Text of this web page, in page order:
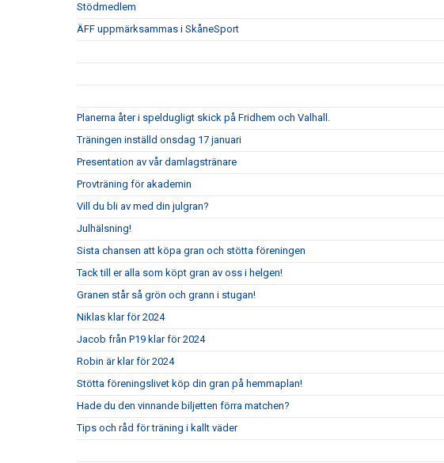
Stödmedlem
ÄFF uppmärksammas i SkåneSport
Planerna åter i speldugligt skick på Fridhem och Valhall.
Träningen inställd onsdag 17 januari
Presentation av vår damlagstränare
Provträning för akademin
Vill du bli av med din julgran?
Julhälsning!
Sista chansen att köpa gran och stötta föreningen
Tack till er alla som köpt gran av oss i helgen!
Granen står så grön och grann i stugan!
Niklas klar för 2024
Jacob från P19 klar för 2024
Robin är klar för 2024
Stötta föreningslivet köp din gran på hemmaplan!
Hade du den vinnande biljetten förra matchen?
Tips och råd för träning i kallt väder